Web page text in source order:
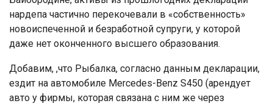
нардепа частично перекочевали в «собственность»
новоиспеченной и безработной супруги, у которой
даже нет оконченного высшего образования.
Добавим, ,что Рыбалка, согласно данным декларации,
ездит на автомобиле Mercedes-Benz S450 (арендует
авто у фирмы, которая связана с ним же через